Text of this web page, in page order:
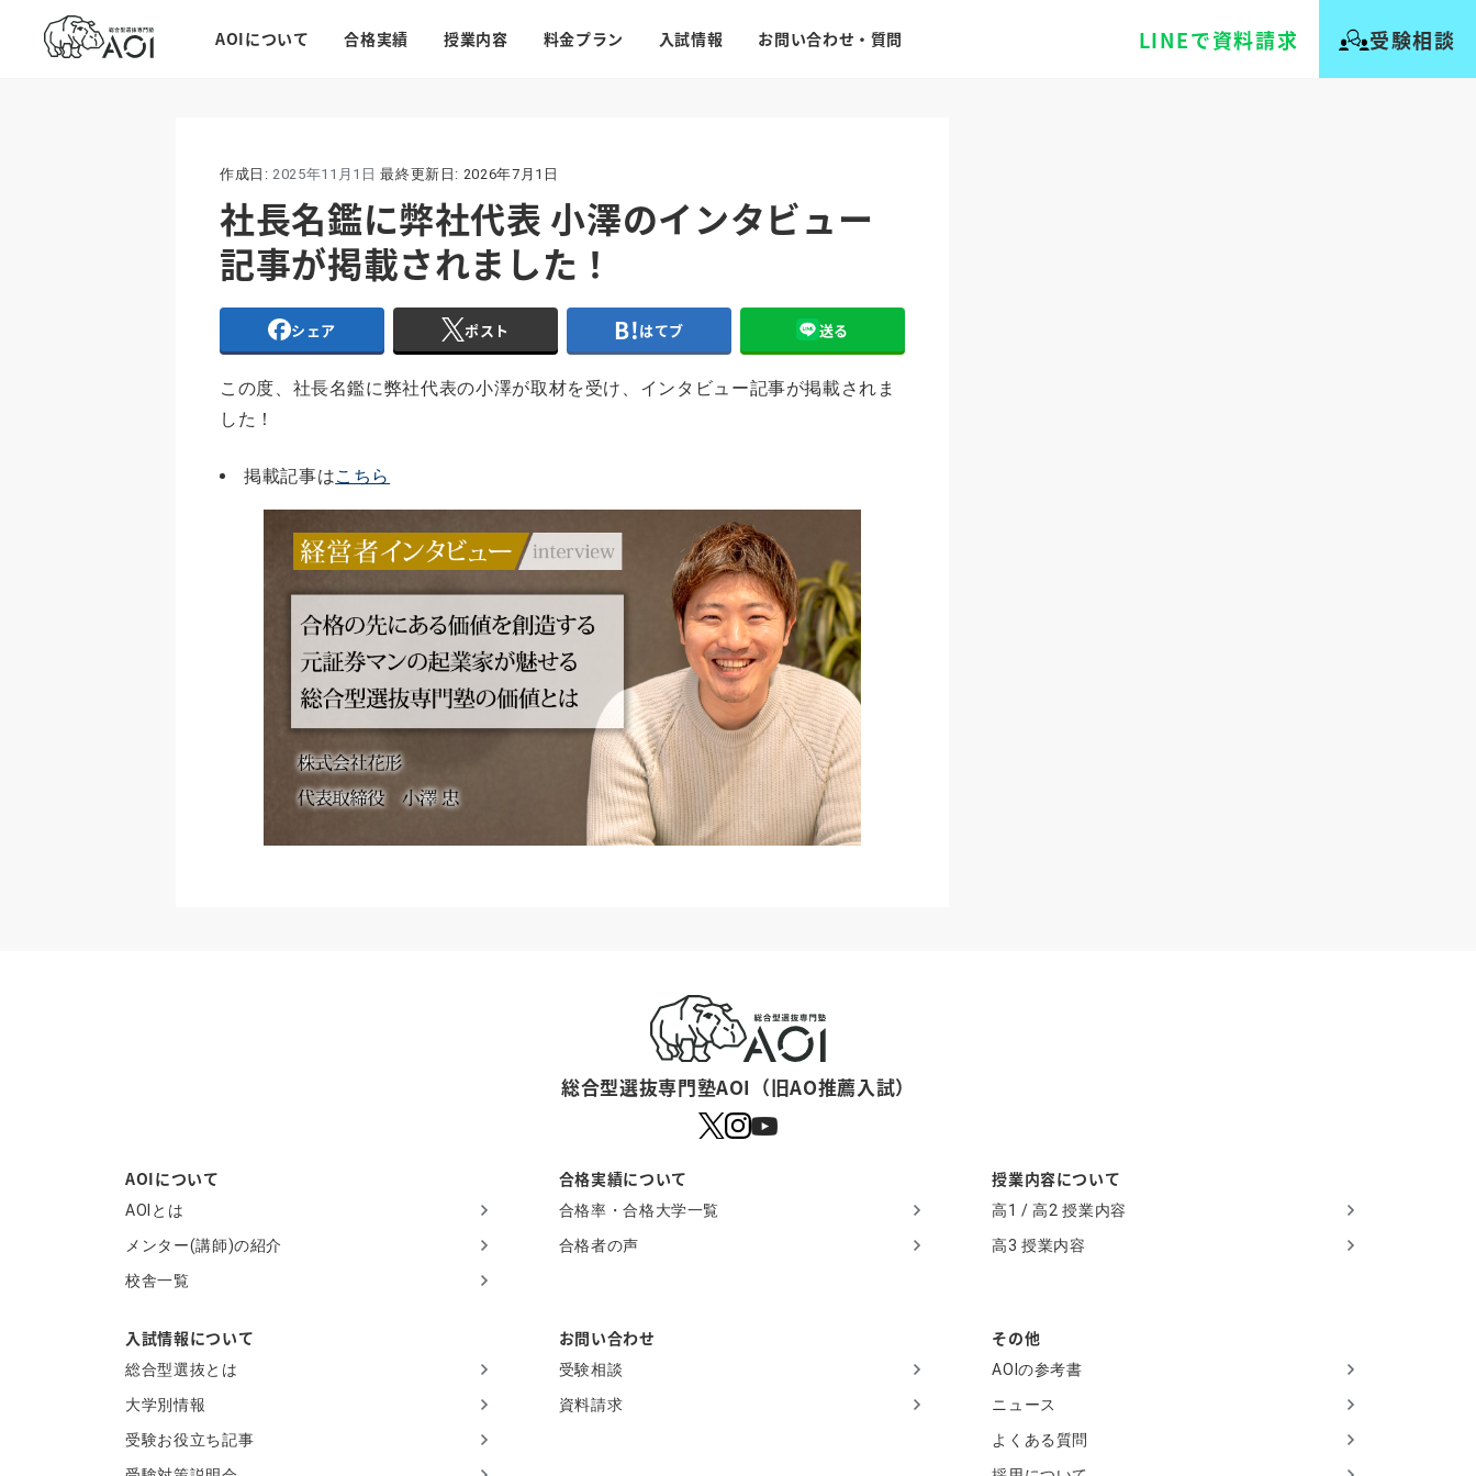
AOIについて 合格実績 授業内容 料金プラン 入試情報 お問い合わせ・質問 LINEで資料請求 受験相談
作成日: 2025年11月1日最終更新日: 2026年7月1日
社長名鑑に弊社代表 小澤のインタビュー
記事が掲載されました！
シェア ポスト はてブ 送る
この度、社長名鑑に弊社代表の小澤が取材を受け、インタビュー記事が掲載されま
した！
掲載記事はこちら
総合型選抜専門塾AOI（旧AO推薦入試）
AOIについて
AOIとは
メンター(講師)の紹介
校舎一覧
合格実績について
合格率・合格大学一覧
合格者の声
授業内容について
高1 / 高2 授業内容
高3 授業内容
入試情報について
総合型選抜とは
大学別情報
受験お役立ち記事
お問い合わせ
受験相談
資料請求
その他
AOIの参考書
ニュース
よくある質問